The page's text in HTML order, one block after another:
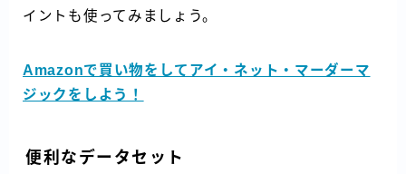
イントも使ってみましょう。
Amazonで買い物をしてアイ・ネット・マーダーマ
ジックをしよう！
便利なデータセット